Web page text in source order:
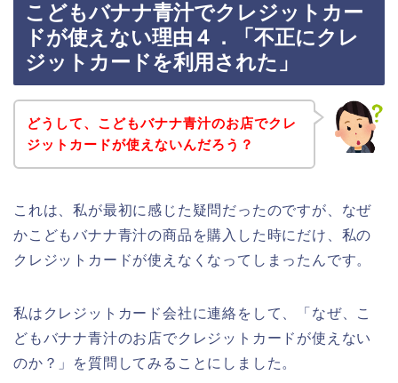
こどもバナナ青汁でクレジットカー
ドが使えない理由４．「不正にクレ
ジットカードを利用された」
どうして、こどもバナナ青汁のお店でクレ
ジットカードが使えないんだろう？
これは、私が最初に感じた疑問だったのですが、なぜ
かこどもバナナ青汁の商品を購入した時にだけ、私の
クレジットカードが使えなくなってしまったんです。
私はクレジットカード会社に連絡をして、「なぜ、こ
どもバナナ青汁のお店でクレジットカードが使えない
のか？」を質問してみることにしました。